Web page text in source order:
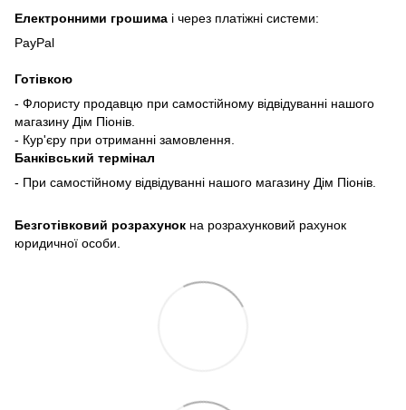
Електронними грошима і через платіжні системи:
PayPal
Готівкою
- Флористу продавцю при самостійному відвідуванні нашого
магазину Дім Піонів.
- Кур'єру при отриманні замовлення.
Банківський термінал
- При самостійному відвідуванні нашого магазину Дім Піонів.
Безготівковий розрахунок на розрахунковий рахунок
юридичної особи.